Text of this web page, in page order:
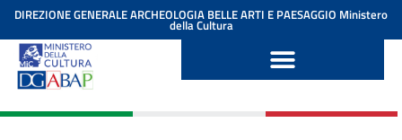
contenuto
DIREZIONE GENERALE ARCHEOLOGIA BELLE ARTI E PAESAGGIO Ministero
della Cultura